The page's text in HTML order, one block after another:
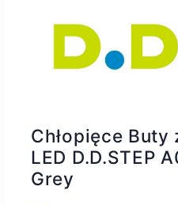
Chłopięce Buty
LED D.D.STEP
Grey